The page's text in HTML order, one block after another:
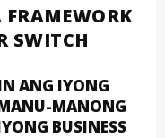
SWITCH
ANG IYONG
MANONG
BUSINESS